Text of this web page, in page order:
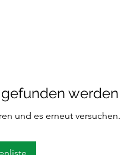
werden
und es erneut versuchen.